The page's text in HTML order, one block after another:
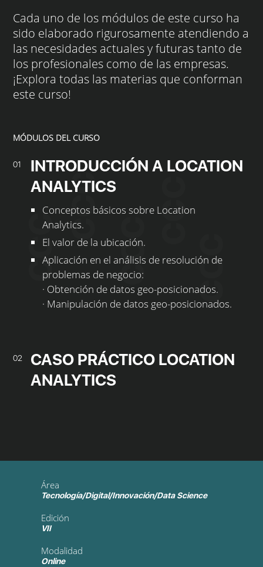
Cada uno de los módulos de este curso ha
sido elaborado rigurosamente atendiendo a
las necesidades actuales y futuras tanto de
los profesionales como de las empresas.
¡Explora todas las materias que conforman
este curso!
MÓDULOS DEL CURSO
01
INTRODUCCIÓN A LOCATION
ANALYTICS
Conceptos básicos sobre Location
Analytics.
El valor de la ubicación.
Aplicación en el análisis de resolución de
problemas de negocio:
· Obtención de datos geo-posicionados.
· Manipulación de datos geo-posicionados.
02
CASO PRÁCTICO LOCATION
ANALYTICS
Área
Tecnología/Digital/Innovación/Data Science
Edición
VII
Modalidad
Online